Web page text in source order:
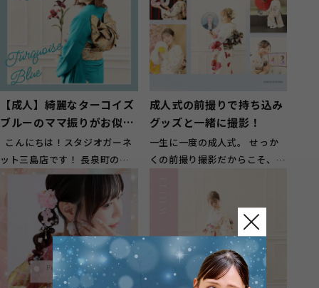
【成人】綺麗なターコイズ
ブルーのママ振りがお似合
いのお嬢様【長泉町】
こんにちは！スタジオガーネ
ット三島店です！ 長泉町のお
客様に多くご来店頂いておりま
成人式の前撮りで持ち込み
グッズと一緒に撮影！
一生に一度の成人式。 せっか
くの前撮り撮影だからこそ、振